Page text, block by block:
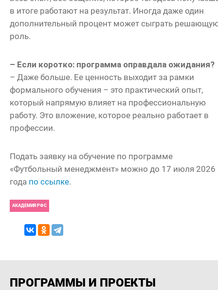
в итоге работают на результат. Иногда даже один
дополнительный процент может сыграть
роль.
– Если коротко: программа оправдала ожидания?
– Даже больше. Ее ценность выходит за рамки
формального обучения – это практический опыт,
который напрямую влияет на профессиональную
работу. Это вложение, которое реально работает в
профессии.
Подать заявку на обучение по программе
«Футбольный менеджмент» можно до 17 июля 2026
года по ссылке.
АКАДЕМИЯ РФС
ПРОГРАММЫ И ПРОЕКТЫ